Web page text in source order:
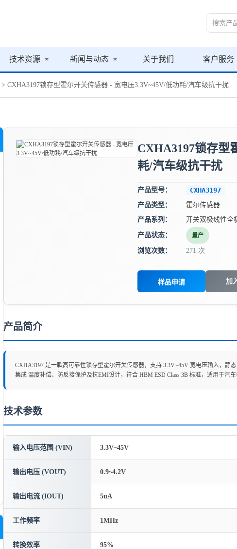
技术资源 新闻与动态 关于我们 客户服务
> CXHA3197锁存型霍尔开关传感器 - 宽电压3.3V~45V/低功耗/汽车级抗干扰
CXHA3197锁存型
耗/汽车级抗干扰
产品型号： CXHA3197
产品类型：
霍尔传感器
产品系列：
开关双极线性全
产品状态： 量产
浏览次数： 271 次
样品申请 加
产品简介
CXHA3197 是一款高可靠性锁存型霍尔开关传感器，支持 3.3V~45V 宽电压输入，静
集成 温度补偿、防反接保护及抗EMI设计，符合 HBM ESD Class 3B 标准，适用于汽
技术参数
输入电压范围 (VIN) 3.3V~45V
输出电压 (VOUT) 0.9~4.2V
输出电流 (IOUT) 5uA
工作频率 1MHz
转换效率 95%